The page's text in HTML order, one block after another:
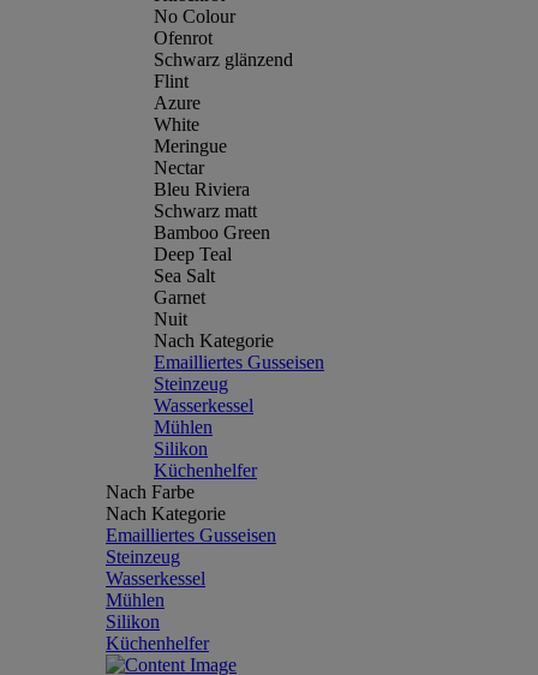
No Colour
Ofenrot
Schwarz glänzend
Flint
Azure
White
Meringue
Nectar
Bleu Riviera
Schwarz matt
Bamboo Green
Deep Teal
Sea Salt
Garnet
Nuit
Nach Kategorie
Emailliertes Gusseisen
Steinzeug
Wasserkessel
Mühlen
Silikon
Küchenhelfer
Nach Farbe
Nach Kategorie
Emailliertes Gusseisen
Steinzeug
Wasserkessel
Mühlen
Silikon
Küchenhelfer